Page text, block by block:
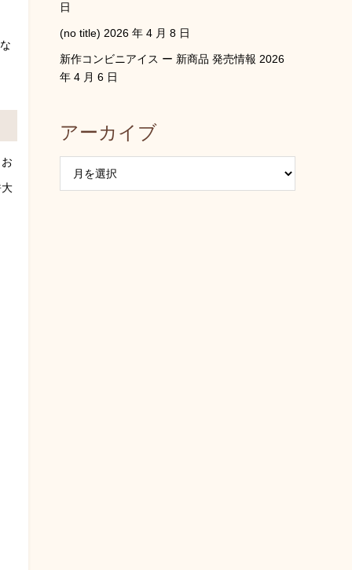
日
(no title) 2026 年 4 月 8 日
新作コンビニアイス ー 新商品 発売情報 2026
年 4 月 6 日
アーカイブ